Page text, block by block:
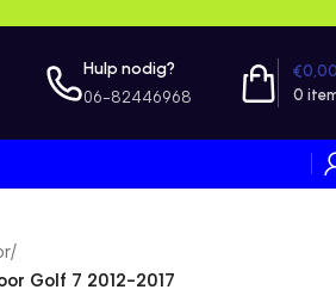
Hulp nodig?
06-82446968 0
€
/
Golf 7 2012-2017